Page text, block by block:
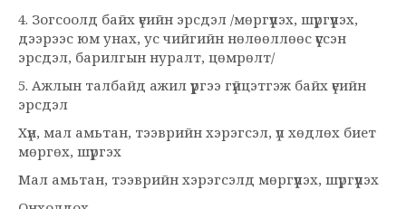
4. Зогсоолд байх үеийн эрсдэл /мөргүүлэх, шүргүүлэх,
дээрээс юм унах, ус чийгийн нөлөөллөөс үүссэн
эрсдэл, барилгын нуралт, цөмрөлт/
5. Ажлын талбайд ажил үүргээ гүйцэтгэж байх үеийн
эрсдэл
Хүн, мал амьтан, тээврийн хэрэгсэл, үл хөдлөх биет
мөргөх, шүргэх
Мал амьтан, тээврийн хэрэгсэлд мөргүүлэх, шүргүүлэх